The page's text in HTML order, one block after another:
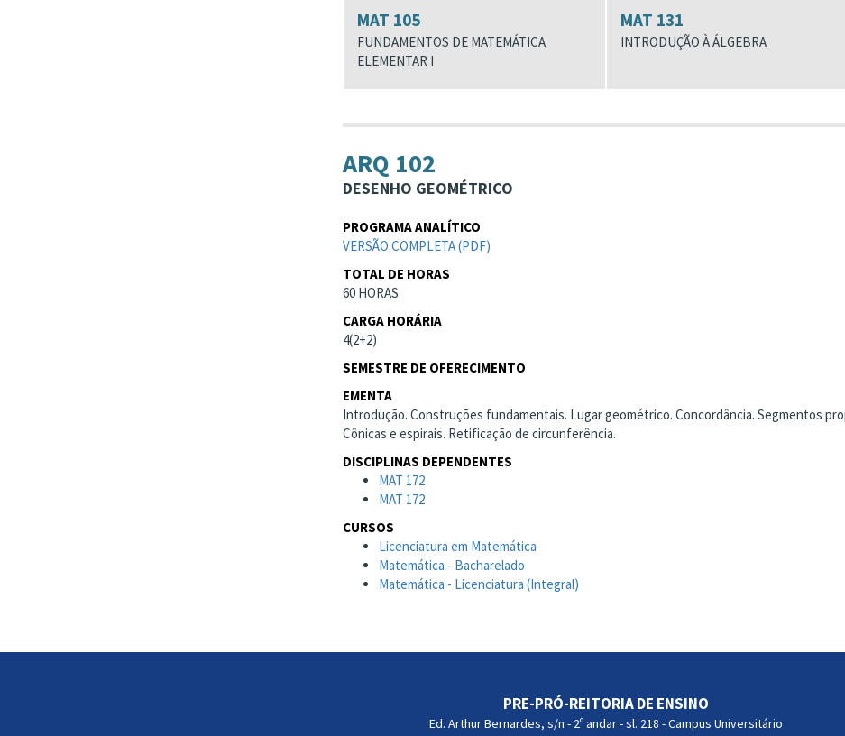
MAT 105
FUNDAMENTOS DE MATEMÁTICA
ELEMENTAR I
MAT 131
INTRODUÇÃO À ÁLGEBRA
ARQ 102
DESENHO GEOMÉTRICO
PROGRAMA ANALÍTICO
VERSÃO COMPLETA (PDF)
TOTAL DE HORAS
60 HORAS
CARGA HORÁRIA
4(2+2)
SEMESTRE DE OFERECIMENTO
EMENTA
Introdução. Construções fundamentais. Lugar geométrico. Concordância. Segmentos
Cônicas e espirais. Retificação de circunferência.
DISCIPLINAS DEPENDENTES
MAT 172
MAT 172
CURSOS
Licenciatura em Matemática
Matemática - Bacharelado
Matemática - Licenciatura (Integral)
PRE-PRÓ-REITORIA DE ENSINO
Ed. Arthur Bernardes, s/n - 2º andar - sl. 218 - Campus Universitário